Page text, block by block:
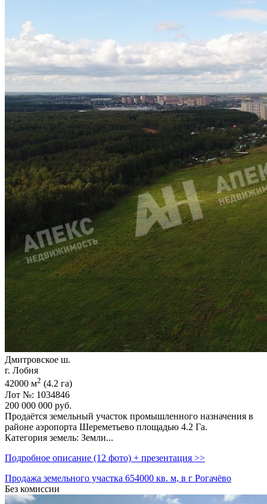
Дмитровское ш.
г. Лобня
42000 м2 (4.2 га)
Лот №: 1034846
200 000 000 руб.
Продаётся земельный участок промышленного назначения в
районе аэропорта Шереметьево площадью 4.2 Га.
Категория земель: Земли...
Подробное описание (12 фото) + презентация >>
Продажа земельного участка 654000 кв. м, в г Рогачёво
Без комиссии